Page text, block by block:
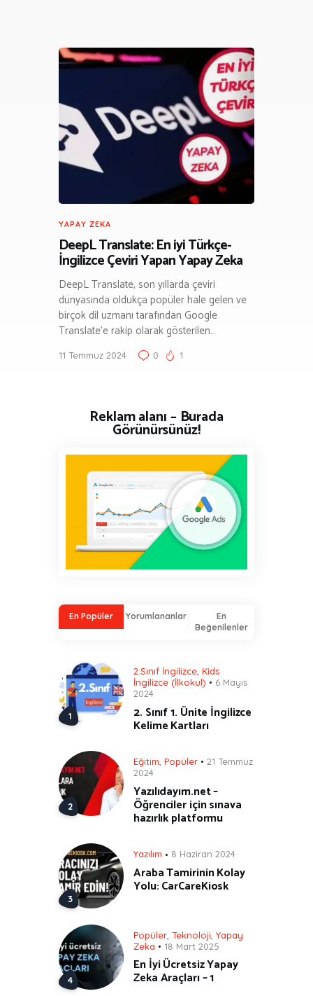
YAPAY ZEKA
DeepL Translate: En iyi Türkçe-
İngilizce Çeviri Yapan Yapay Zeka
DeepL Translate, son yıllarda çeviri
dünyasında oldukça popüler hale gelen ve
birçok dil uzmanı tarafından Google
Translate’e rakip olarak gösterilen…
11 Temmuz 2024 0 1
Reklam alanı – Burada
Görünürsünüz!
En Popüler Yorumlananlar
En
Beğenilenler
2.Sınıf İngilizce Kids
İngilizce (İlkokul)
6 Mayıs
2024
2. Sınıf 1. Ünite İngilizce
Kelime Kartları
Eğitim Popüler
21 Temmuz
2024
Yazılıdayım.net –
Öğrenciler için sınava
hazırlık platformu
Yazılım 8 Haziran 2024
Araba Tamirinin Kolay
Yolu: CarCareKiosk
Popüler Teknoloji Yapay
Zeka
18 Mart 2025
En İyi Ücretsiz Yapay
Zeka Araçları – 1